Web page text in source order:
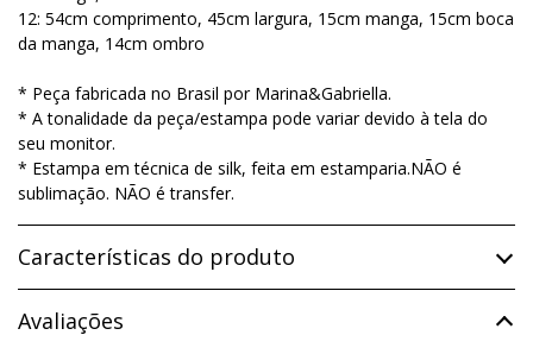
12: 54cm comprimento, 45cm largura, 15cm manga, 15cm boca
da manga, 14cm ombro
* Peça fabricada no Brasil por Marina&Gabriella.
* A tonalidade da peça/estampa pode variar devido à tela do
seu monitor.
* Estampa em técnica de silk, feita em estamparia.NÃO é
sublimação. NÃO é transfer.
Características do produto
Avaliações